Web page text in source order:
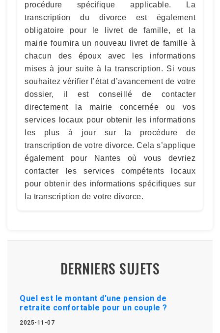
procédure spécifique applicable. La
transcription du divorce est également
obligatoire pour le livret de famille, et la
mairie fournira un nouveau livret de famille à
chacun des époux avec les informations
mises à jour suite à la transcription. Si vous
souhaitez vérifier l’état d’avancement de votre
dossier, il est conseillé de contacter
directement la mairie concernée ou vos
services locaux pour obtenir les informations
les plus à jour sur la procédure de
transcription de votre divorce. Cela s’applique
également pour Nantes où vous devriez
contacter les services compétents locaux
pour obtenir des informations spécifiques sur
la transcription de votre divorce.
DERNIERS SUJETS
Quel est le montant d'une pension de
retraite confortable pour un couple ?
2025-11-07